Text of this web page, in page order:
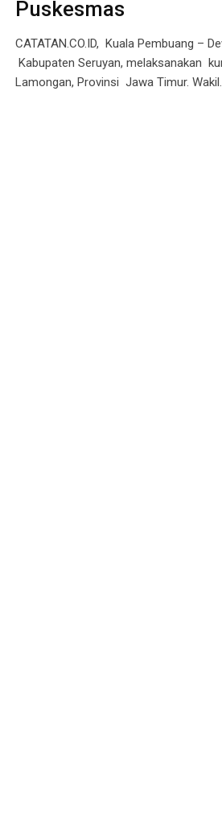
Puskesmas
CATATAN.CO.ID, Kuala Pembuang –
Kabupaten Seruyan, melaksanakan
Lamongan, Provinsi Jawa Timur.